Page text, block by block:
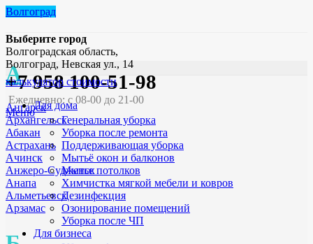
Волгоград
Выберите город
А
Ангарск
Архангельск
Абакан
Астрахань
Ачинск
Анжеро-Судженск
Анапа
Альметьевск
Арзамас
Волгоградская область,
Волгоград, Невская ул., 14
+7 958 100-51-98
Ежедневно: с 08-00 до 21-00
Меню
калькулятор стоимости
Для дома
Генеральная уборка
Уборка после ремонта
Поддерживающая уборка
Мытьё окон и балконов
Мытье потолков
Химчистка мягкой мебели и ковров
Дезинфекция
Озонирование помещений
Уборка после ЧП
Для бизнеса